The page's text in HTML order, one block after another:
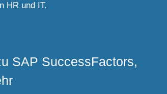
HR und IT.
SAP SuccessFactors,